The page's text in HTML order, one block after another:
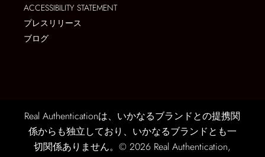
ACCESSIBILITY STATEMENT
プレスリリース
ブログ
Real Authenticationは、いかなるブランドとの提携関
係からも独立しており、いかなるブランドとも一
切関係ありません。© 2026 Real Authentication,